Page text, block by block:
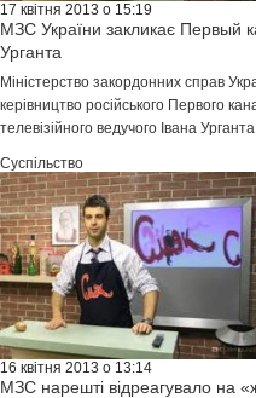
17 квітня 2013 о 15:19
МЗС України закликає Первый
Урганта
Міністерство закордонних справ
керівництво російського Первого
телевізійного ведучого Івана
Суспільство
16 квітня 2013 о 13:14
МЗС нарешті відреагувало на